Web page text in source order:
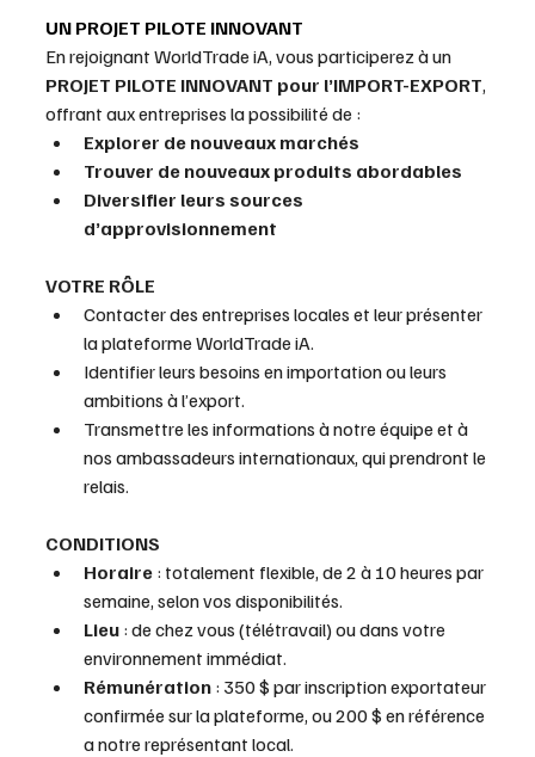
UN PROJET PILOTE INNOVANT
En rejoignant WorldTrade iA, vous participerez à un
PROJET PILOTE INNOVANT pour l’IMPORT-EXPORT,
offrant aux entreprises la possibilité de :
Explorer de nouveaux marchés
Trouver de nouveaux produits abordables
Diversifier leurs sources
d’approvisionnement
VOTRE RÔLE
Contacter des entreprises locales et leur présenter
la plateforme WorldTrade iA.
Identifier leurs besoins en importation ou leurs
ambitions à l’export.
Transmettre les informations à notre équipe et à
nos ambassadeurs internationaux, qui prendront le
relais.
CONDITIONS
Horaire : totalement flexible, de 2 à 10 heures par
semaine, selon vos disponibilités.
Lieu : de chez vous (télétravail) ou dans votre
environnement immédiat.
Rémunération : 350 $ par inscription exportateur
confirmée sur la plateforme, ou 200 $ en référence
a notre représentant local.